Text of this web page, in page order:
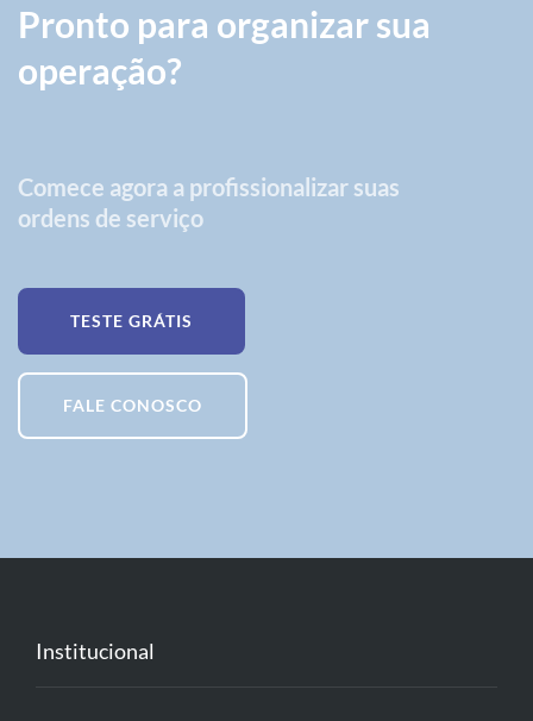
Pronto para organizar sua
operação?
Comece agora a profissionalizar suas
ordens de serviço
TESTE GRÁTIS
FALE CONOSCO
Institucional